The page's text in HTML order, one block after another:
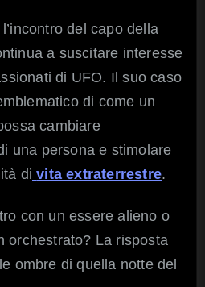
l’incontro del capo della
a suscitare interesse
di UFO. Il suo caso
di come un
cambiare
una persona e stimolare
di vita extraterrestre.
con un essere alieno o
orchestrato? La risposta
ombre di quella notte del